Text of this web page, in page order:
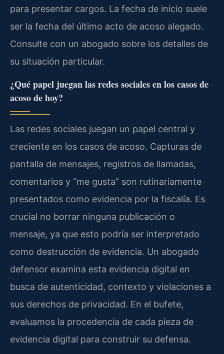
para presentar cargos. La fecha de inicio suele
ser la fecha del último acto de acoso alegado.
Consulte con un abogado sobre los detalles de
su situación particular.
¿Qué papel juegan las redes sociales en los casos de
acoso de hoy?
Las redes sociales juegan un papel central y
creciente en los casos de acoso. Capturas de
pantalla de mensajes, registros de llamadas,
comentarios y “me gusta” son rutinariamente
presentados como evidencia por la fiscalía. Es
crucial no borrar ninguna publicación o
mensaje, ya que esto podría ser interpretado
como destrucción de evidencia. Un abogado
defensor examina esta evidencia digital en
busca de autenticidad, contexto y violaciones a
sus derechos de privacidad. En el bufete,
evaluamos la procedencia de cada pieza de
evidencia digital para construir su defensa.